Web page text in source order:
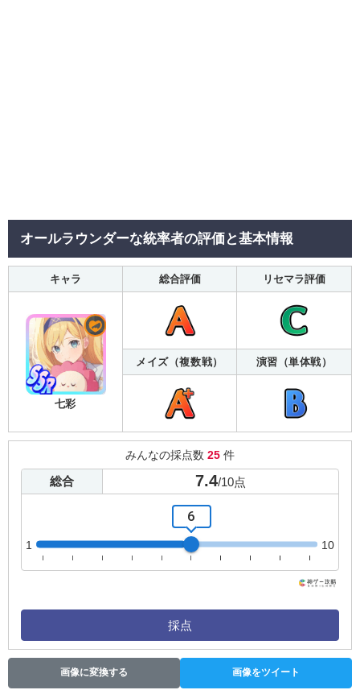
オールラウンダーな統率者の評価と基本情報
キャラ 総合評価 リセマラ評価
七彩
メイズ（複数戦） 演習（単体戦）
みんなの採点数 25 件
総合 7.4/10点
1
6
10
採点
画像に変換する 画像をツイート